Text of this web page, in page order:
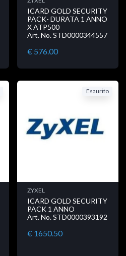
ICARD GOLD SECURITY
PACK- DURATA 1 ANNO
X ATP500
Art. No. STD0000344557
€ 576.00
Esaurito
ZYXEL
ICARD GOLD SECURITY
PACK 1 ANNO
Art. No. STD0000393192
€ 1650.50